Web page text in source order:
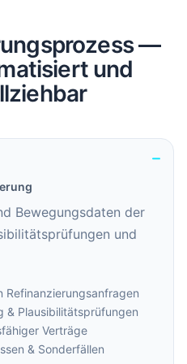
—
und
Bewegungsdaten der
und
Refinanzierungsanfragen
& Plausibilitätsprüfungen
Verträge
& Sonderfällen